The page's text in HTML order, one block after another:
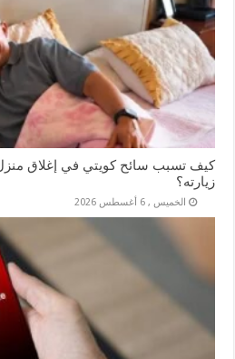
كيف تسبب سائح كويتي في إغلاق
زيارته؟
الخميس , 6 أغسطس 2026